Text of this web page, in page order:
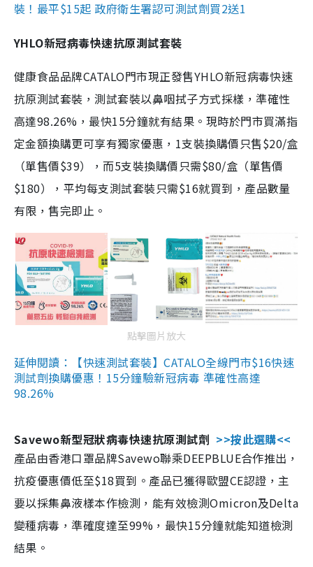
裝！最平$15起 政府衛生署認可測試劑買2送1
YHLO新冠病毒快速抗原測試套裝
健康食品品牌CATALO門市現正發售YHLO新冠病毒快速
抗原測試套裝，測試套裝以鼻咽拭子方式採樣，準確性
高達98.26%，最快15分鐘就有結果。現時於門市買滿指
定金額換購更可享有獨家優惠，1支裝換購價只售$20/盒
（單售價$39），而5支裝換購價只需$80/盒（單售價
$180），平均每支測試套裝只需$16就買到，產品數量
有限，售完即止。
點擊圖片放大
延伸閱讀：【快速測試套裝】CATALO全線門市$16快速
測試劑換購優惠！15分鐘驗新冠病毒 準確性高達
98.26%
Savewo新型冠狀病毒快速抗原測試劑 >>按此選購<<
產品由香港口罩品牌Savewo聯乘DEEPBLUE合作推出，
抗疫優惠價低至$18買到。產品已獲得歐盟CE認證，主
要以採集鼻液樣本作檢測，能有效檢測Omicron及Delta
變種病毒，準確度達至99%，最快15分鐘就能知道檢測
結果。